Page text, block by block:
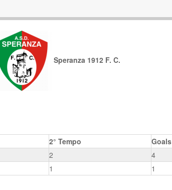
Speranza 1912 F. C.
2° Tempo
Goals
2
4
1 1